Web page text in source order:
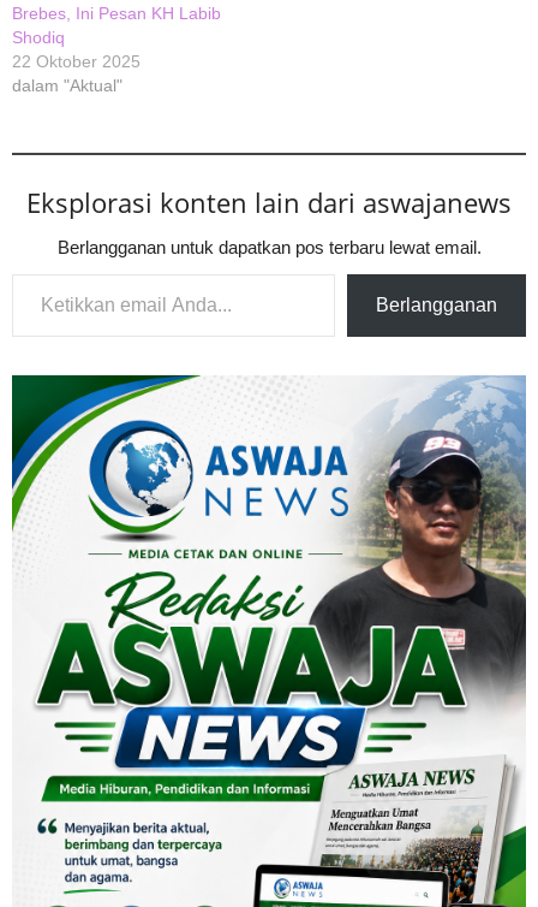
Brebes, Ini Pesan KH Labib
Shodiq
22 Oktober 2025
dalam "Aktual"
Eksplorasi konten lain dari aswajanews
Berlangganan untuk dapatkan pos terbaru lewat email.
Ketikkan email Anda...
Berlangganan